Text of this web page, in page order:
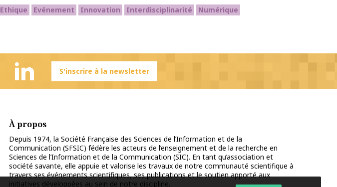
Ethique Evénement Innovation Interdisciplinarité
Numérique
S'inscrire à la newsletter
À propos
Depuis 1974, la Société Française des Sciences de l’Information et de la
Communication (SFSIC) fédère les acteurs de l’enseignement et de la recherche en
Sciences de l’Information et de la Communication (SIC). En tant qu’association et
société savante, elle appuie et valorise les travaux de notre communauté scientifique à
travers ses événements scientifiques, ses publications et le soutien apporté aux
initiatives développées au sein de notre discipline.